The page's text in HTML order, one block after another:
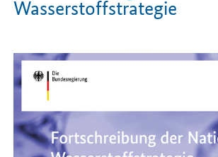
Wasserstoffstrategie